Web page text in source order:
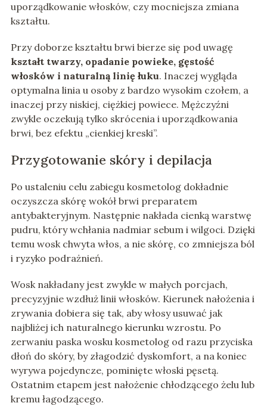
uporządkowanie włosków, czy mocniejsza zmiana
kształtu.
Przy doborze kształtu brwi bierze się pod uwagę
kształt twarzy, opadanie powieke, gęstość
włosków i naturalną linię łuku. Inaczej wygląda
optymalna linia u osoby z bardzo wysokim czołem, a
inaczej przy niskiej, ciężkiej powiece. Mężczyźni
zwykle oczekują tylko skrócenia i uporządkowania
brwi, bez efektu „cienkiej kreski”.
Przygotowanie skóry i depilacja
Po ustaleniu celu zabiegu kosmetolog dokładnie
oczyszcza skórę wokół brwi preparatem
antybakteryjnym. Następnie nakłada cienką warstwę
pudru, który wchłania nadmiar sebum i wilgoci. Dzięki
temu wosk chwyta włos, a nie skórę, co zmniejsza ból
i ryzyko podrażnień.
Wosk nakładany jest zwykle w małych porcjach,
precyzyjnie wzdłuż linii włosków. Kierunek nałożenia i
zrywania dobiera się tak, aby włosy usuwać jak
najbliżej ich naturalnego kierunku wzrostu. Po
zerwaniu paska wosku kosmetolog od razu przyciska
dłoń do skóry, by złagodzić dyskomfort, a na koniec
wyrywa pojedyncze, pominięte włoski pęsetą.
Ostatnim etapem jest nałożenie chłodzącego żelu lub
kremu łagodzącego.